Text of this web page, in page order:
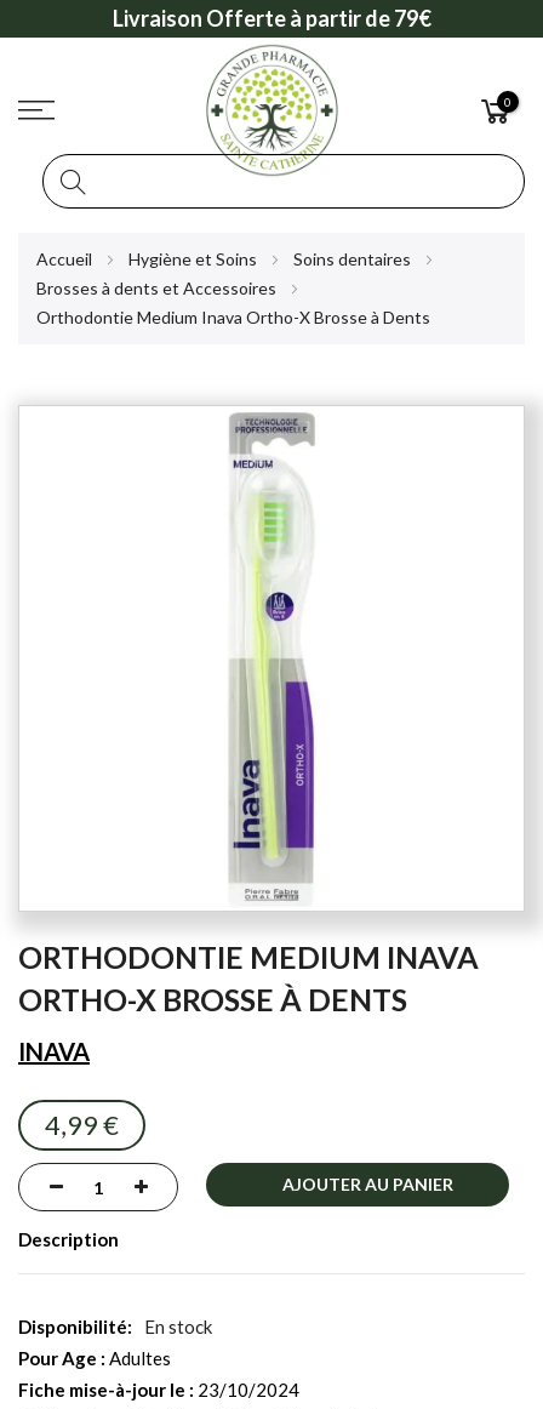
Livraison Offerte à partir de 79€
0
Accueil Hygiène et Soins
Soins dentaires
Brosses à dents et Accessoires
Orthodontie Medium Inava Ortho-X Brosse à Dents
to
beginning
of
the
images
gallery
ORTHODONTIE MEDIUM INAVA
ORTHO-X BROSSE À DENTS
INAVA
4,99 €
AJOUTER AU PANIER
Description
En stock
Pour Age : Adultes
Fiche mise-à-jour le : 23/10/2024